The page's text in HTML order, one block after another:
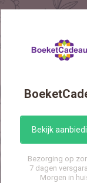
Bekijk
Bezorging op
7 dagen
Morgen in